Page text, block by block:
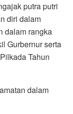
putra putri
diri dalam
dalam rangka
Gurbernur serta
Tahun
dalam